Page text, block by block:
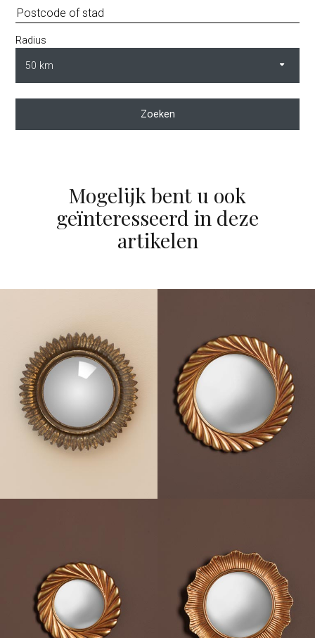
Radius
Zoeken
Mogelijk bent u ook
geïnteresseerd in deze
artikelen